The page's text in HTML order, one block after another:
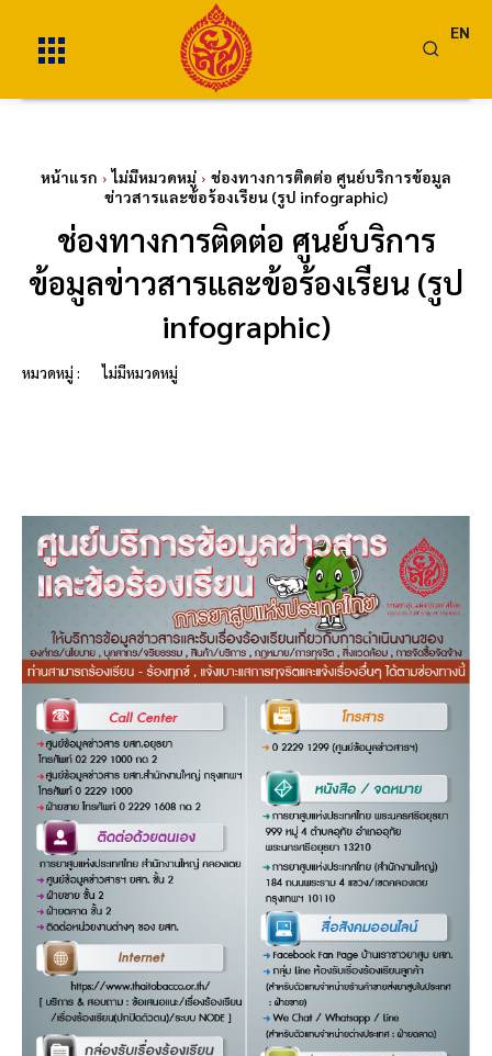
EN
หน้าแรก ไม่มีหมวดหมู่
ช่องทางการติดต่อ ศูนย์บริการข้อมูล
ข่าวสารและข้อร้องเรียน (รูป infographic)
ช่องทางการติดต่อ ศูนย์บริการ
ข้อมูลข่าวสารและข้อร้องเรียน (รูป
infographic)
หมวดหมู่ : ไม่มีหมวดหมู่